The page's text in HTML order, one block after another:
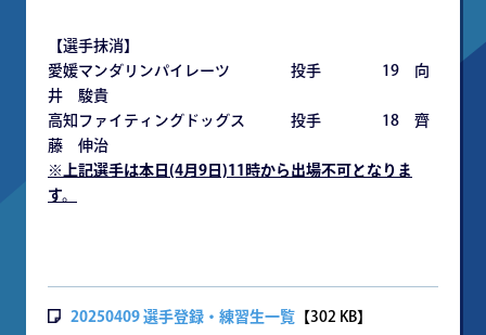
【選手抹消】
愛媛マンダリンパイレーツ 投手 19 向
井 駿貴
高知ファイティングドッグス 投手 18 齊
藤 伸治
※
上記選手は本日(4月9日)11時から出場不可となりま
す。
20250409 選手登録・練習生一覧 【302 KB】